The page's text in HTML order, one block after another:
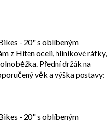
- 20" s oblíbeným
z Hiten oceli, hliníkové ráfky,
Přední držák na
věk a výška postavy:
- 20" s oblíbeným